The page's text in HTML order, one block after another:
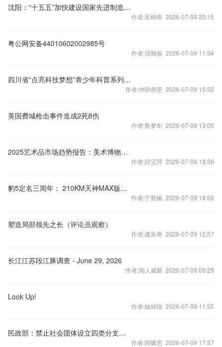
沈阳：“十五五”加快建设国家先进制造中心
作者:景锦希 2026-07-09 20:15
粤公网安备44010602002985号
作者:屈顺振 2026-07-09 11:34
四川省“点亮科技梦想”青少年科普系列活动首站走进南充仪陇县
作者:仲孙彪芝 2026-07-09 15:32
美国费城枪击事件造成2死8伤
作者:鲁梦剑 2026-07-09 13:05
2025艺术品市场趋势报告：美术博物馆数字化发展
作者:邱宝萍 2026-07-09 19:36
豹5定名三周年： 210KM天神MAX版限时25.38万元，让越野成为人人可享的生活方式
作者:于勤枫 2026-07-09 18:59
塑造局部领先之长（评论员观察）
作者:逄富奇 2026-07-09 12:57
长江江苏段江豚调查 - June 29, 2026
作者:闻人威新 2026-07-09 09:29
Look Up!
作者:姚雄瑞 2026-07-09 11:35
民政部：禁止社会团体设立四类分支机构
作者:闻蝶思 2026-07-09 17:37